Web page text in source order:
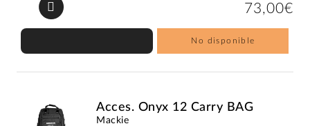
73,00€
No disponible
Acces. Onyx 12 Carry BAG
Mackie